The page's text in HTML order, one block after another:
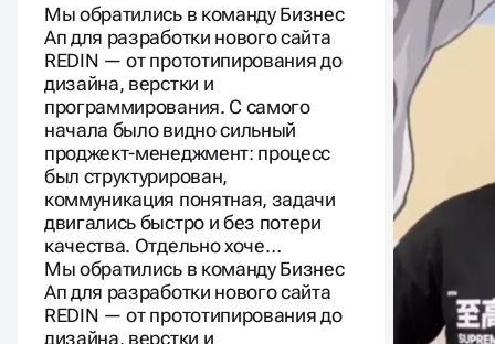
Мы обратились в команду Бизнес
Ап для разработки нового сайта
REDIN — от прототипирования до
дизайна, верстки и
программирования. С самого
начала было видно сильный
проджект-менеджмент: процесс
был структурирован,
коммуникация понятная, задачи
двигались быстро и без потери
качества. Отдельно хоче…
Мы обратились в команду Бизнес
Ап для разработки нового сайта
REDIN — от прототипирования до
дизайна, верстки и